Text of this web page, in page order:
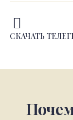
СКАЧАТЬ